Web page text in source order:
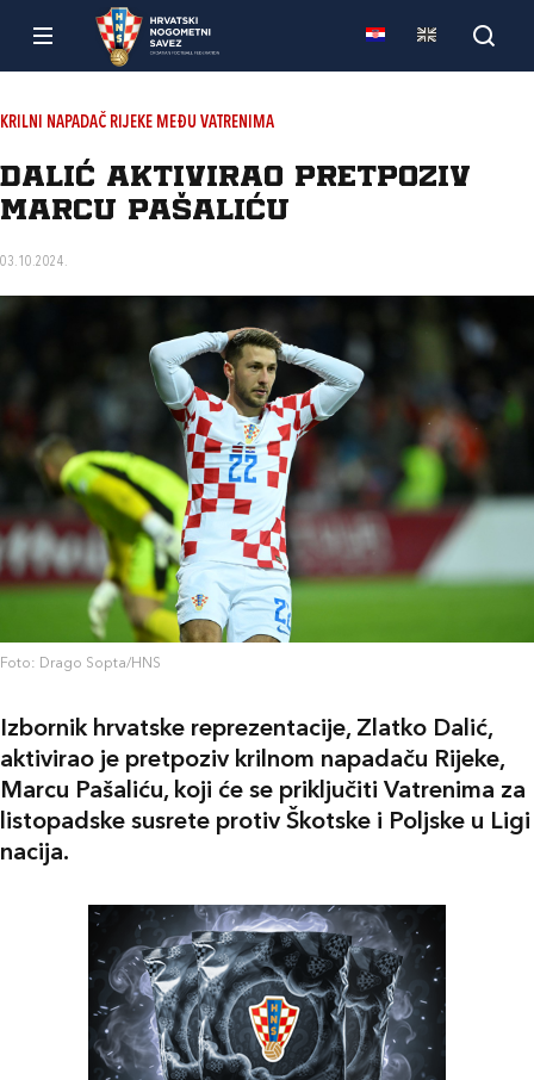
KRILNI NAPADAČ RIJEKE MEĐU VATRENIMA
Dalić aktivirao pretpoziv
Marcu Pašaliću
03.10.2024.
Foto: Drago Sopta/HNS
Izbornik hrvatske reprezentacije, Zlatko Dalić,
aktivirao je pretpoziv krilnom napadaču Rijeke,
Marcu Pašaliću, koji će se priključiti Vatrenima za
listopadske susrete protiv Škotske i Poljske u Ligi
nacija.